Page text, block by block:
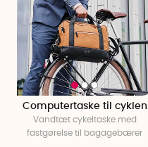
Computertaske til cyklen
Vandtæt cykeltaske med
fastgørelse til bagagebærer